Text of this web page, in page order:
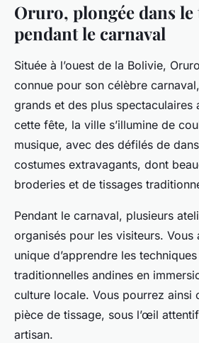
Oruro, plongée dans le
pendant le carnaval
Située à l’ouest de la Bolivie,
connue pour son célèbre
grands et des plus spectaculaires
cette fête, la ville s’illumine de
musique, avec des défilés de
costumes extravagants, dont
broderies et de tissages
Pendant le carnaval, plusieurs
organisés pour les visiteurs. Vous
unique d’apprendre les
traditionnelles andines en
culture locale. Vous pourrez ainsi
pièce de tissage, sous l’œil
artisan.